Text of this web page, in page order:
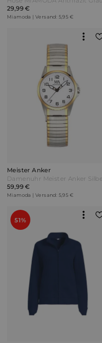
29,99 €
Miamoda | Versand: 5,95 €
Meister Anker
59,99 €
Miamoda | Versand: 5,95 €
51%